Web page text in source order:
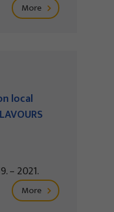
More
local
– 2021.
More